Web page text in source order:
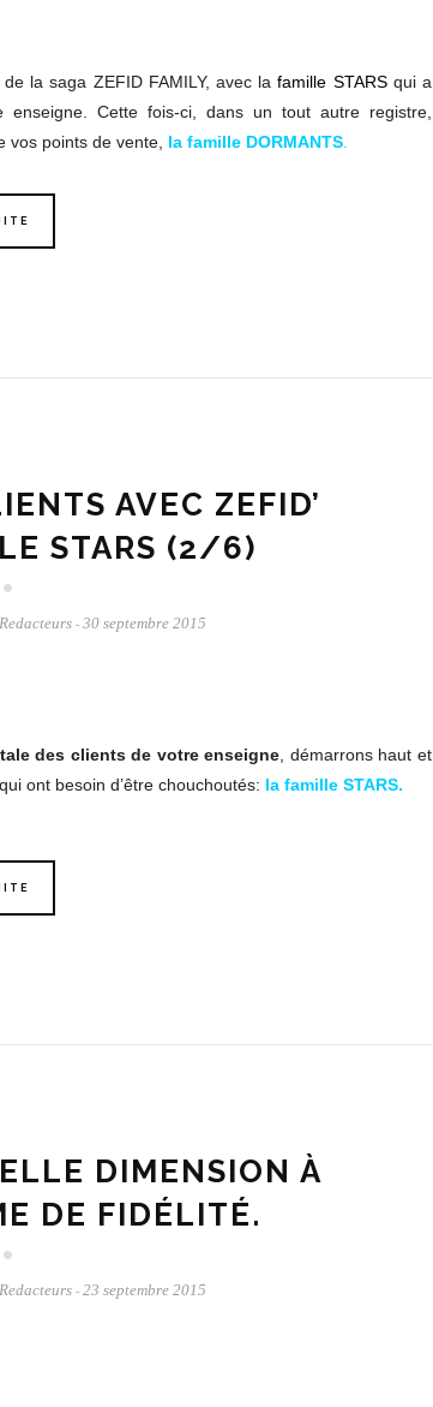
la saga ZEFID FAMILY, avec lafamille STARSqui a
Cette fois-ci, dans un tout autre registre,
vos points de vente, la famille DORMANTS
AVEC ZEFID’
STARS (2/6)
- 30 septembre 2015
des clients de votre enseigne, démarrons haut et
ont besoin d’être chouchoutés: la famille STARS.
DIMENSION À
DE FIDÉLITÉ.
- 23 septembre 2015